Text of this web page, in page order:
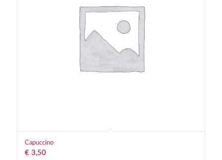
Capuccino
€3,50